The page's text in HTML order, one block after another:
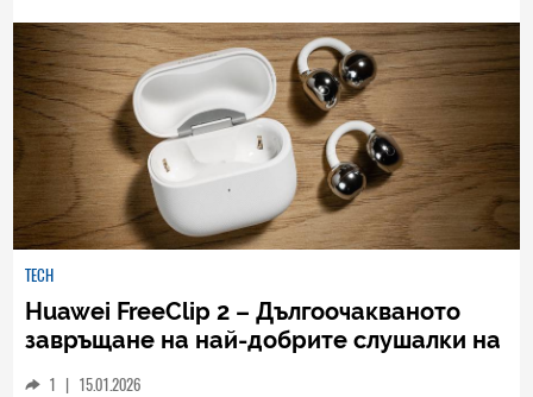
TECH
Huawei FreeClip 2 – Дългоочакваното
завръщане на най-добрите слушалки на
1 | 15.01.2026